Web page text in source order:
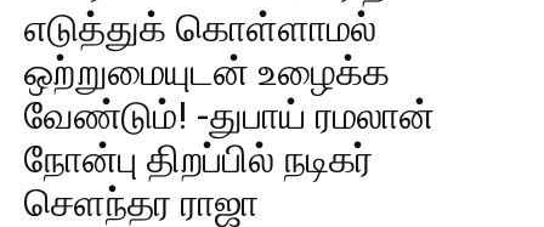
எடுத்துக் கொள்ளாமல்
ஒற்றுமையுடன் உழைக்க
வேண்டும்! -துபாய் ரமலான்
நோன்பு திறப்பில் நடிகர்
செளந்தர ராஜா